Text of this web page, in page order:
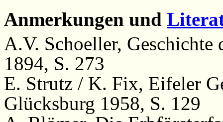
Anmerkungen und
A.V. Schoeller,
1894, S. 273
E. Strutz / K. Fix, Eifeler
Glücksburg 1958, S. 129